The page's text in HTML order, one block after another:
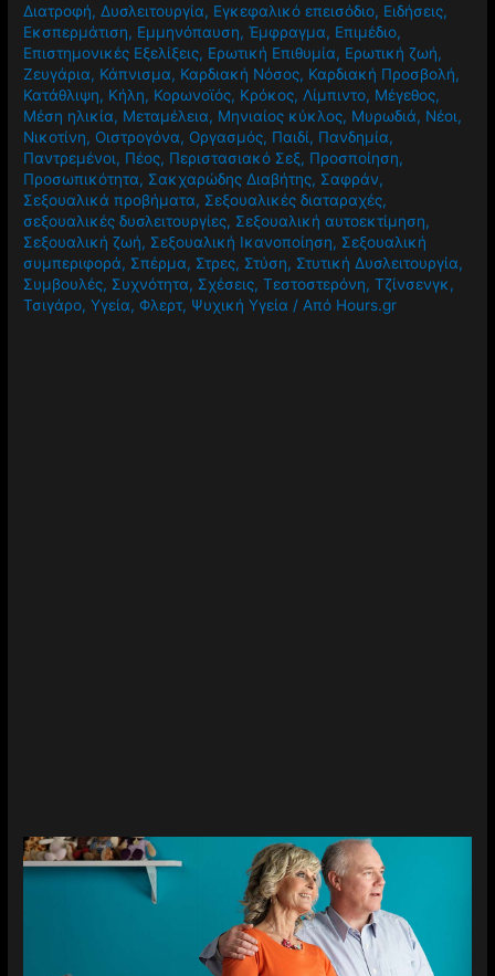
Διατροφή, Δυσλειτουργία, Εγκεφαλικό επεισόδιο, Ειδήσεις,
Εκσπερμάτιση, Εμμηνόπαυση,Έμφραγμα, Επιμέδιο,
Επιστημονικές Εξελίξεις, Ερωτική Επιθυμία, Ερωτική ζωή,
Ζευγάρια, Κάπνισμα, Καρδιακή Νόσος, Καρδιακή Προσβολή,
Κατάθλιψη, Κήλη, Κορωνοϊός, Κρόκος, Λίμπιντο, Μέγεθος,
Μέση ηλικία, Μεταμέλεια, Μηνιαίος κύκλος, Μυρωδιά, Νέοι,
Νικοτίνη, Οιστρογόνα, Οργασμός, Παιδί, Πανδημία,
Παντρεμένοι, Πέος, Περιστασιακό Σεξ, Προσποίηση,
Προσωπικότητα, Σακχαρώδης Διαβήτης, Σαφράν,
Σεξουαλικά προβήματα, Σεξουαλικές διαταραχές,
σεξουαλικές δυσλειτουργίες, Σεξουαλική αυτοεκτίμηση,
Σεξουαλική ζωή, Σεξουαλική Ικανοποίηση, Σεξουαλική
συμπεριφορά, Σπέρμα, Στρες, Στύση, Στυτική Δυσλειτουργία,
Συμβουλές, Συχνότητα, Σχέσεις,Τεστοστερόνη,Τζίνσενγκ,
Τσιγάρο,Υγεία,Φλερτ, Ψυχική Υγεία / Από Hours.gr